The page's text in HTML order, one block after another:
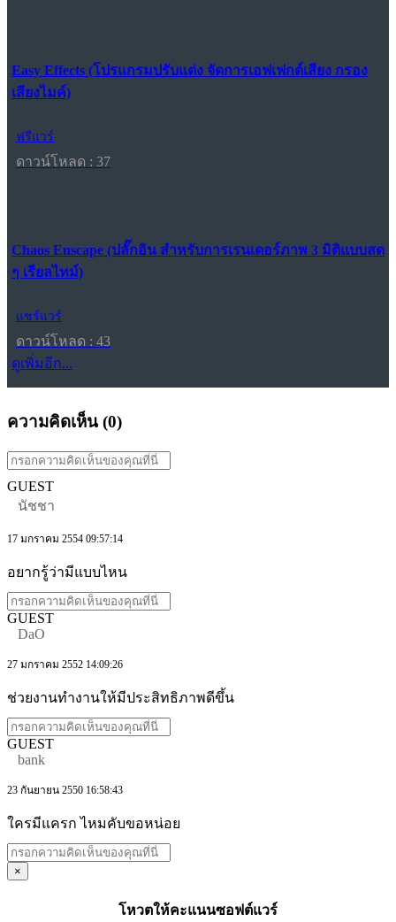
Easy Effects (โปรแกรมปรับแต่ง จัดการเอฟเฟกต์เสียง กรอง
เสียงไมค์)
ฟรีแวร์
ดาวน์โหลด : 37
Chaos Enscape (ปลั๊กอิน สำหรับการเรนเดอร์ภาพ 3 มิติแบบสด
ๆ เรียลไทม์)
แชร์แวร์
ดาวน์โหลด : 43
ดูเพิ่มอีก...
ความคิดเห็น (0)
GUEST
นัชชา
17 มกราคม 2554 09:57:14
อยากรู้ว่ามีแบบไหน
GUEST
DaO
27 มกราคม 2552 14:09:26
ช่วยงานทำงานให้มีประสิทธิภาพดีขึ้น
GUEST
bank
23 กันยายน 2550 16:58:43
ใครมีแครก ไหมคับขอหน่อย
×
โหวตให้คะแนนซอฟต์แวร์